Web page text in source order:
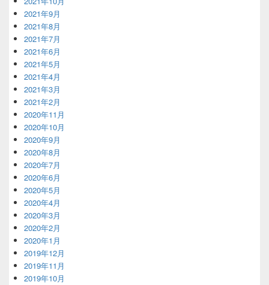
2021年9月
2021年8月
2021年7月
2021年6月
2021年5月
2021年4月
2021年3月
2021年2月
2020年11月
2020年10月
2020年9月
2020年8月
2020年7月
2020年6月
2020年5月
2020年4月
2020年3月
2020年2月
2020年1月
2019年12月
2019年11月
2019年10月